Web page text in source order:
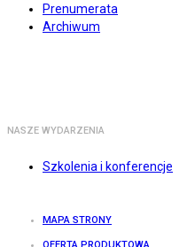
Prenumerata
Archiwum
NASZE WYDARZENIA
Szkolenia i konferencje
MAPA STRONY